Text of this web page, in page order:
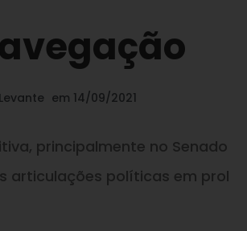
em 14/09/2021
principalmente no Senado
articulações políticas em prol